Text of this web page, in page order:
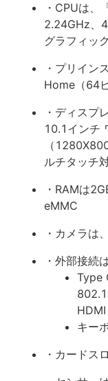
・CPUは
2.24GHz、4
グラフィッ
・プリイン
Home（64
・ディスプ
10.1インチ
（
ルチタッチ
・RAMは
eMMC
・カメラは
・外部接続は
Type
HDMI
キー
・カードス